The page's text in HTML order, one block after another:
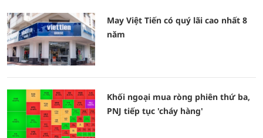
May Việt Tiến có quý lãi cao nhất 8
năm
Khối ngoại mua ròng phiên thứ ba,
PNJ tiếp tục 'cháy hàng'